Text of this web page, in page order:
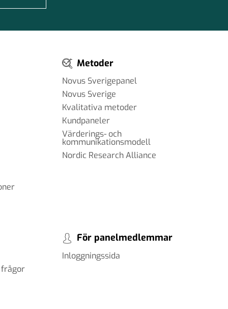
Metoder
Novus Sverigepanel
Novus Sverige
Kvalitativa metoder
Kundpaneler
Värderings- och
kommunikationsmodell
Nordic Research Alliance
frågor
För panelmedlemmar
Inloggningssida